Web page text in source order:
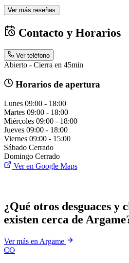
Ver más reseñas
Contacto y Horarios
Ver teléfono
Abierto - Cierra en 45min
Horarios de apertura
Lunes 09:00 - 18:00
Martes 09:00 - 18:00
Miércoles 09:00 - 18:00
Jueves 09:00 - 18:00
Viernes 09:00 - 15:00
Sábado Cerrado
Domingo Cerrado
Ver en Google Maps
¿Qué otros desguaces y
existen cerca de
Ver más en Argame
CO